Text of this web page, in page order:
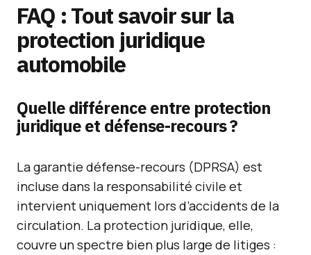
FAQ : Tout savoir sur la
protection juridique
automobile
Quelle différence entre protection
juridique et défense-recours ?
La garantie défense-recours (DPRSA) est
incluse dans la responsabilité civile et
intervient uniquement lors d’accidents de la
circulation. La protection juridique, elle,
couvre un spectre bien plus large de litiges :